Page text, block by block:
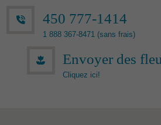
450 777-1414
1 888 367-8471 (sans frais)
Envoyer des
Cliquez ici!